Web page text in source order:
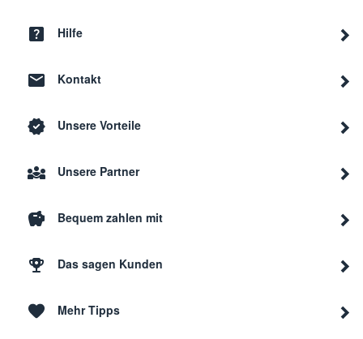
Hilfe
Kontakt
Unsere Vorteile
Unsere Partner
Bequem zahlen mit
Das sagen Kunden
Mehr Tipps